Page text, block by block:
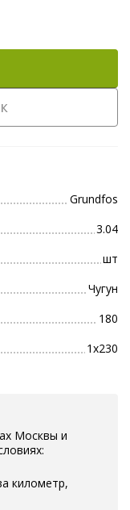
Grundfos
3.04
шт
Чугун
180
1х230
Москвы и
километр,